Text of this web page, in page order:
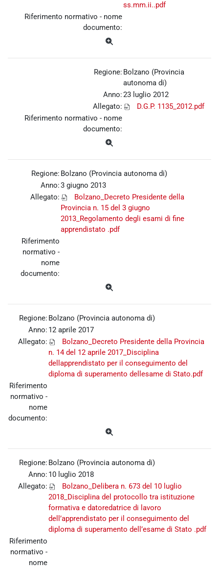
ss.mm.ii..pdf
Riferimento normativo - nome
documento:
Regione: Bolzano (Provincia
autonoma di)
Anno:23 luglio 2012
Allegato:
D.G.P. 1135_2012.pdf
Riferimento normativo - nome
documento:
Regione: Bolzano (Provincia autonoma di)
Anno:3 giugno 2013
Allegato:
Bolzano_Decreto Presidente della
Provincia n. 15 del 3 giugno
2013_Regolamento degli esami di fine
apprendistato .pdf
Riferimento
normativo -
nome
documento:
Regione: Bolzano (Provincia autonoma di)
Anno: 12 aprile 2017
Allegato:
Bolzano_Decreto Presidente della Provincia
n. 14 del 12 aprile 2017_Disciplina
dellapprendistato per il conseguimento del
diploma di superamento dellesame di Stato.pdf
Riferimento
normativo -
nome
documento:
Regione: Bolzano (Provincia autonoma di)
Anno: 10 luglio 2018
Allegato:
Bolzano_Delibera n. 673 del 10 luglio
2018_Disciplina del protocollo tra istituzione
formativa e datoredatrice di lavoro
dell’apprendistato per il conseguimento del
diploma di superamento dell’esame di Stato .pdf
Riferimento
normativo -
nome